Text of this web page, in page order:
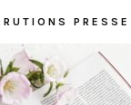
PRESSE